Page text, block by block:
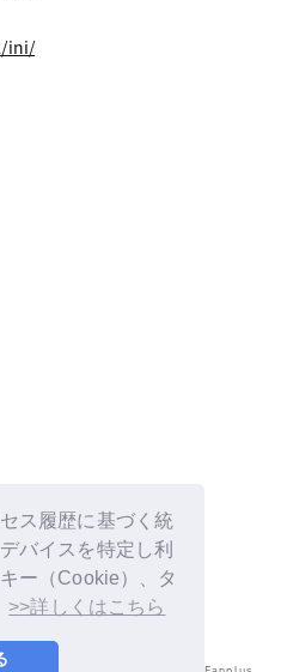
ス履歴に基づく統
バイスを特定し利
ー（Cookie）、タ
>>詳しくはこちら
ini/